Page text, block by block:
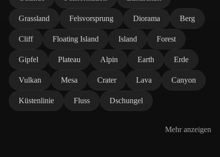
Grassland Felsvorsprung Diorama Berg
Cliff Floating Island Island Forest
Gipfel Plateau Alpin Earth Erde
Vulkan Mesa Crater Lava Canyon
Küstenlinie Fluss Dschungel
Mehr anzeigen